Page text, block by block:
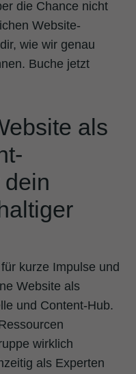
die Chance nicht
Website-
wie wir genau
Buche jetzt
als
kurze Impulse und
Website als
und Content-Hub.
wirklich
als Experten